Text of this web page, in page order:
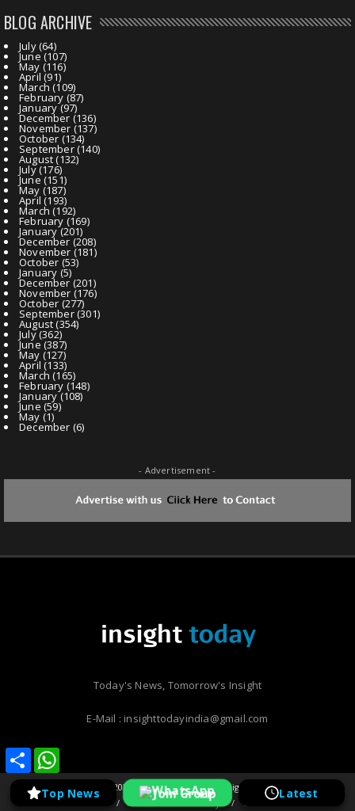
Share
Share
BLOG ARCHIVE
July(64)
June(107)
May (116)
April (91)
March (109)
February (87)
January(97)
December (136)
November (137)
October (134)
September(140)
August(132)
July(176)
June(151)
May (187)
April (193)
March (192)
February (169)
January(201)
December (208)
November (181)
October (53)
January (5)
December(201)
November (176)
October (277)
September(301)
August(354)
July(362)
June(387)
May (127)
April (133)
March (165)
February (148)
January(108)
June (59)
May (1)
December (6)
- Advertisement -
Top News Join Group Latest
Today's News, Tomorrow's Insight
E-Mail : insighttodayindia@gmail.com
Copyright ©
2026 | Insight Today | All Rights Reserved
About Us Privacy Contact